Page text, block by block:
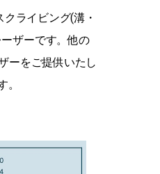
ライビング(溝・
ザーです。他の
ーをご提供いたし